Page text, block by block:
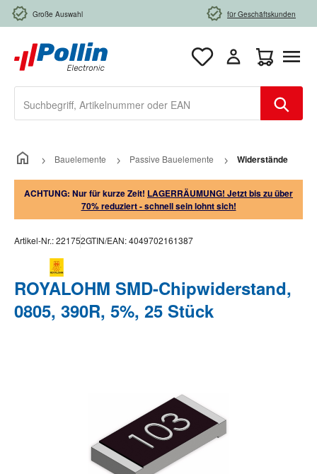
Zum Hauptinhalt springen
Große Auswahl für Geschäftskunden
Bauelemente Passive Bauelemente Widerstände
ACHTUNG: Nur für kurze Zeit! LAGERRÄUMUNG! Jetzt bis zu über
70% reduziert - schnell sein lohnt sich!
Artikel-Nr.:221752GTIN/EAN:4049702161387
ROYALOHM SMD-Chipwiderstand,
0805, 390R, 5%, 25 Stück